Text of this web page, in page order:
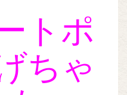
トポ
ちゃ